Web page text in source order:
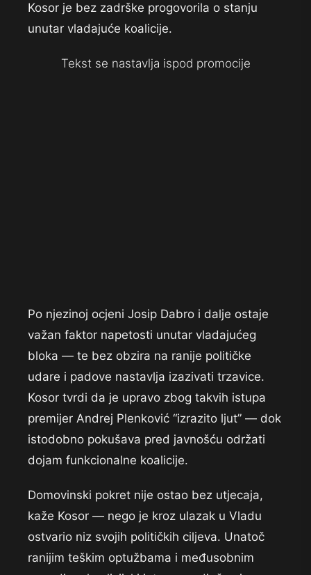
Kosor je bez zadrške progovorila o stanju
unutar vladajuće koalicije.
Tekst se nastavlja ispod promocije
Po njezinoj ocjeni Josip Dabro i dalje ostaje
važan faktor napetosti unutar vladajućeg
bloka — te bez obzira na ranije političke
udare i padove nastavlja izazivati trzavice.
Kosor tvrdi da je upravo zbog takvih istupa
premijer Andrej Plenković “izrazito ljut” — dok
istodobno pokušava pred javnošću održati
dojam funkcionalne koalicije.
Domovinski pokret nije ostao bez utjecaja,
kaže Kosor — nego je kroz ulazak u Vladu
ostvario niz svojih političkih ciljeva. Unatoč
ranijim teškim optužbama i međusobnim